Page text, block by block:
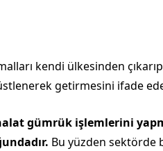
kendi ülkesinden çıkarıp,
getirmesini ifade
gümrük işlemlerini
Bu yüzden sektörde